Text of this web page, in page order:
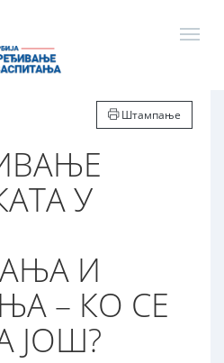
Штампање
У
И
– КО СЕ
ЈОШ?